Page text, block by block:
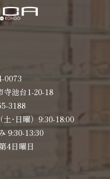
0073
寺池台1-20-18
3188
土･日曜）9:30-18:00
9:30-13:30
4日曜日